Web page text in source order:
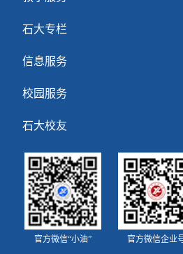
石大专栏
信息服务
校园服务
石大校友
官方微信“小油” 官方微信企业